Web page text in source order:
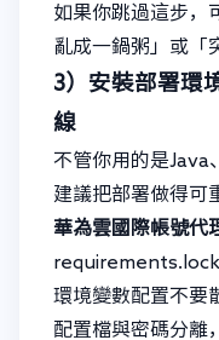
如果你跳過這步，
亂成一鍋粥」或「
3）安裝部署環
線
不管你用的是Java
建議把部署做得可
華為雲國際帳號代
環境變數配置不要
配置檔與密碼分離